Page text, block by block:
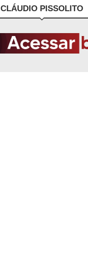
CLÁUDIO PISSOLITO